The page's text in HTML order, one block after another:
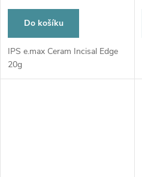
Do košíku
IPS e.max Ceram Incisal Edge
20g